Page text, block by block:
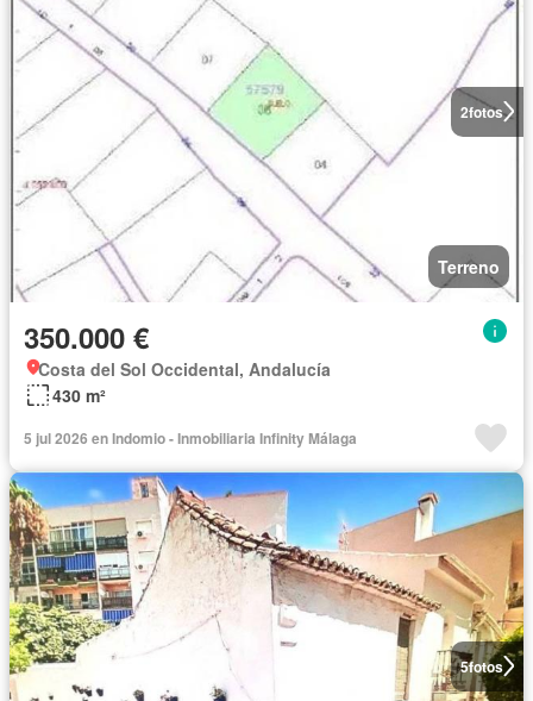
2fotos
Terreno
350.000 €
Costa del Sol Occidental, Andalucía
430 m²
5 jul 2026 en Indomio - Inmobiliaria Infinity Málaga
5fotos